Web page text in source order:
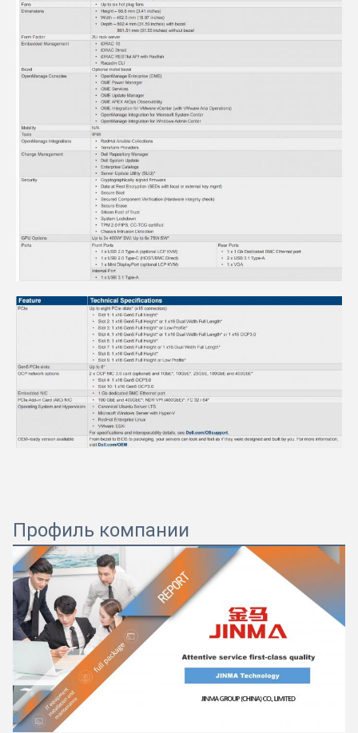
Профиль компании